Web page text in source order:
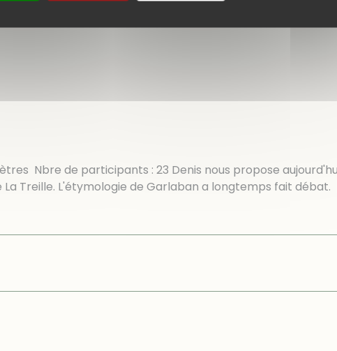
Nbre de participants : 23 Denis nous propose
Treille. L'étymologie de Garlaban a longtemps fait débat.